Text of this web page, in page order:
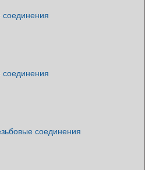
соединения
соединения
соединения